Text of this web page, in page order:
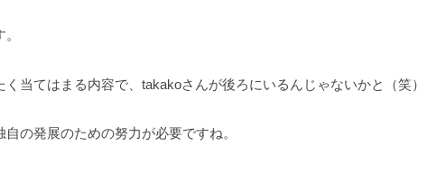
く当てはまる内容で、takakoさんが後ろにいるんじゃないかと（笑）
の発展のための努力が必要ですね。